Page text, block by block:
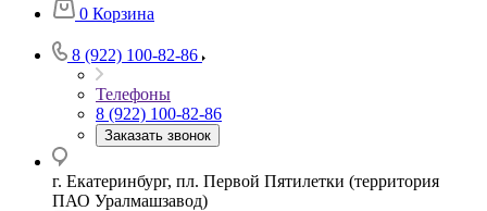
0 Корзина
8 (922) 100-82-86
Телефоны
8 (922) 100-82-86
Заказать звонок
г. Екатеринбург, пл. Первой Пятилетки (территория
ПАО Уралмашзавод)